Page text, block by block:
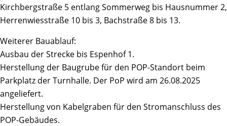
Kirchbergstraße 5 entlang Sommerweg bis Hausnummer 2,
Herrenwiesstraße 10 bis 3, Bachstraße 8 bis 13.
Weiterer Bauablauf:
Ausbau der Strecke bis Espenhof 1.
Herstellung der Baugrube für den POP-Standort beim
Parkplatz der Turnhalle. Der PoP wird am 26.08.2025
angeliefert.
Herstellung von Kabelgraben für den Stromanschluss des
POP-Gebäudes.